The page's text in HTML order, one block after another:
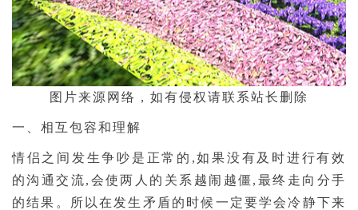
图片来源网络，如有侵权请联系站长删除
一、相互包容和理解
情侣之间发生争吵是正常的,如果没有及时进行有效
的沟通交流,会使两人的关系越闹越僵,最终走向分手
的结果。所以在发生矛盾的时候一定要学会冷静下来